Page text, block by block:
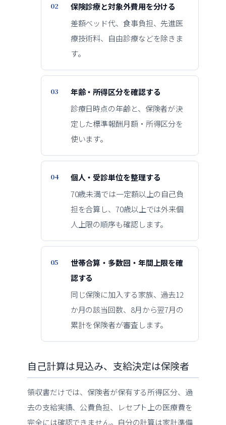
保険診療と対象外費用を分ける
差額ベッド代、食事負担、先進医
療技術料、自由診療などを除きま
す。
年齢・所得区分を確認する
診療日時点の年齢と、保険者が決
定した標準報酬月額・所得区分を
使います。
個人・受診単位を整理する
70歳未満では一定額以上の自己負
担を合算し、70歳以上では外来個
人上限の順序も確認します。
世帯合算・多数回・年間上限を確
認する
同じ保険に加入する家族、過去12
か月の該当回数、8月から翌7月の
累計を保険者が審査します。
自己計算は見込み、支給決定は保険者
領収書だけでは、保険者が保有する所得区分、過
去の支給実績、公費負担、レセプト上の医療費を
完全には確認できません。自分の計算は家計準備